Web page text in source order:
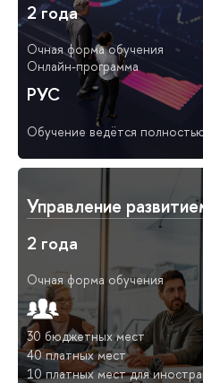
2 года
Очная форма обучения
Онлайн-программа
РУС
Обучение ведётся
Управление
2 года
Очная форма обучения
30 бюджетных мест
40 платных мест
10 платных мест для